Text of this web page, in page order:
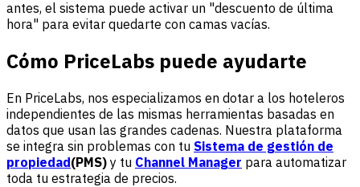
antes, el sistema puede activar un "descuento de última
hora" para evitar quedarte con camas vacías.
Cómo PriceLabs puede ayudarte
En PriceLabs, nos especializamos en dotar a los hoteleros
independientes de las mismas herramientas basadas en
datos que usan las grandes cadenas. Nuestra plataforma
se integra sin problemas con tu Sistema de gestión de
propiedad(PMS) y tu Channel Manager para automatizar
toda tu estrategia de precios.